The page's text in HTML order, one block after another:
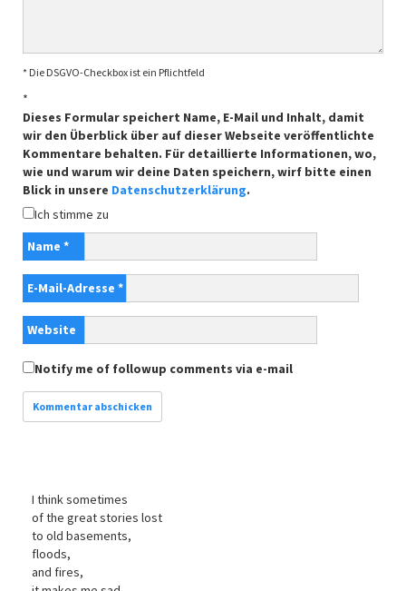
* Die DSGVO-Checkbox ist ein Pflichtfeld
*
Dieses Formular speichert Name, E-Mail und Inhalt, damit
wir den Überblick über auf dieser Webseite veröffentlichte
Kommentare behalten. Für detaillierte Informationen, wo,
wie und warum wir deine Daten speichern, wirf bitte einen
Blick in unsere Datenschutzerklärung.
Ich stimme zu
Name *
E-Mail-Adresse *
Website
Notify me of followup comments via e-mail
I think sometimes
of the great stories lost
to old basements,
floods,
and fires,